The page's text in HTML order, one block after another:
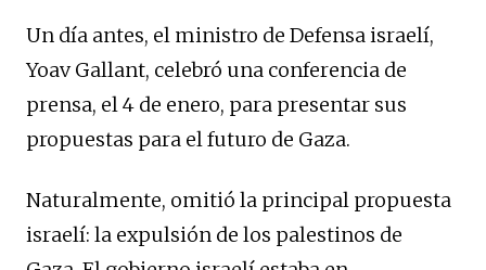
Un día antes, el ministro de Defensa israelí,
Yoav Gallant, celebró una conferencia de
prensa, el 4 de enero, para presentar sus
propuestas para el futuro de Gaza.
Naturalmente, omitió la principal propuesta
israelí: la expulsión de los palestinos de